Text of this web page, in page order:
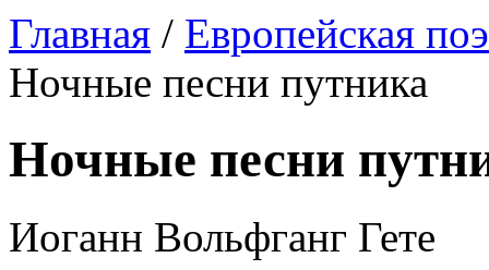
Главная / Европейская
Ночные песни путника
Ночные песни
Иоганн Вольфганг Гете